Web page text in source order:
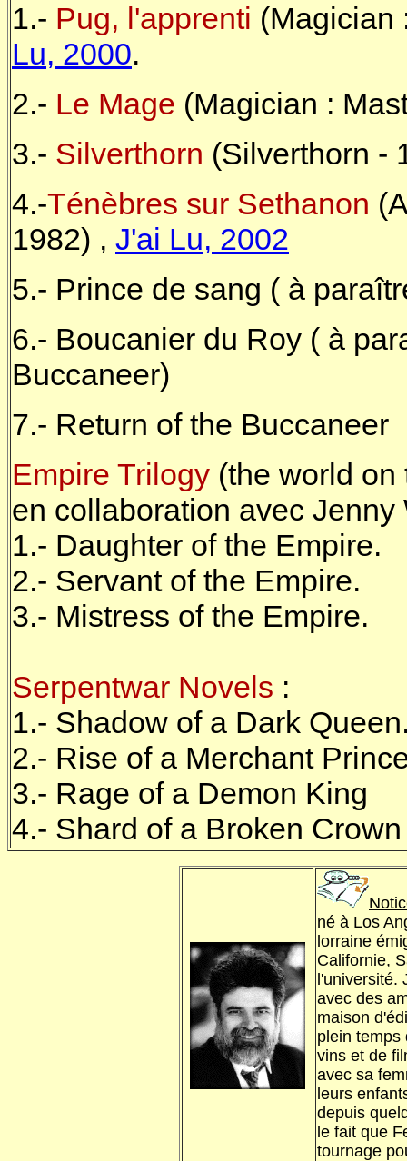
1.- Pug, l'apprenti (Magician
Lu, 2000.
2.- Le Mage (Magician :
3.- Silverthorn (Silverthorn -
4.-Ténèbres sur Sethanon
1982) , J'ai Lu, 2002
5.- Prince de sang ( à
6.- Boucanier du Roy ( à
Buccaneer)
7.- Return of the Buccaneer
Empire Trilogy (the world on
en collaboration avec
1.- Daughter of the Empire.
2.- Servant of the Empire.
3.- Mistress of the Empire.
Serpentwar Novels :
1.- Shadow of a Dark
2.- Rise of a Merchant
3.- Rage of a Demon King
4.- Shard of a Broken
né à Los
lorraine
Californie,
l'université.
avec des
maison
plein temps
vins et de
avec sa
leurs
depuis
le fait que
tournage